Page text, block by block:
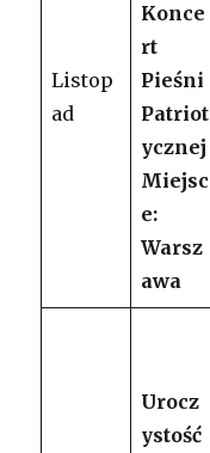
Listop
ad
Konce
rt
Pieśni
Patriot
ycznej
Miejsc
e:
Warsz
awa
Urocz
ystość